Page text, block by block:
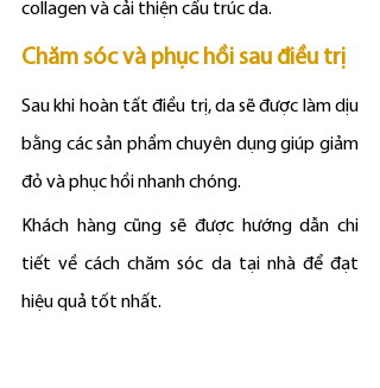
collagen và cải thiện cấu trúc da.
Chăm sóc và phục hồi sau điều trị
Sau khi hoàn tất điều trị, da sẽ được làm dịu
bằng các sản phẩm chuyên dụng giúp giảm
đỏ và phục hồi nhanh chóng.
Khách hàng cũng sẽ được hướng dẫn chi
tiết về cách chăm sóc da tại nhà để đạt
hiệu quả tốt nhất.